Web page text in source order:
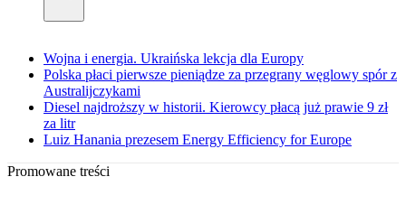
Wojna i energia. Ukraińska lekcja dla Europy
Polska płaci pierwsze pieniądze za przegrany węglowy spór z
Australijczykami
Diesel najdroższy w historii. Kierowcy płacą już prawie 9 zł
za litr
Luiz Hanania prezesem Energy Efficiency for Europe
Promowane treści